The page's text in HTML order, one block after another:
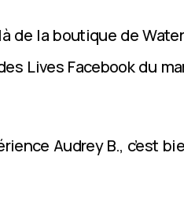
de la boutique de
Lives Facebook du
Audrey B., c’est